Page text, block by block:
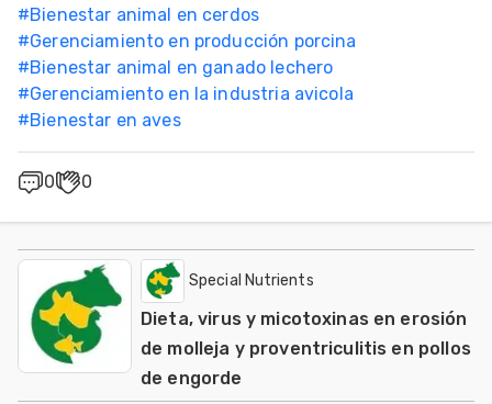
#Bienestar animal en cerdos
#Gerenciamiento en producción porcina
#Bienestar animal en ganado lechero
#Gerenciamiento en la industria avicola
#Bienestar en aves
0 0
Special Nutrients
Dieta, virus y micotoxinas en erosión
de molleja y proventriculitis en pollos
de engorde